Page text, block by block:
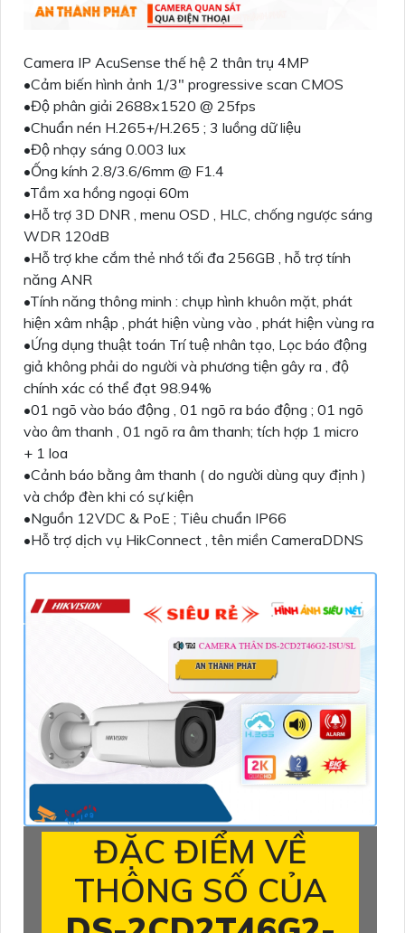
Camera IP AcuSense thế hệ 2 thân trụ 4MP
•Cảm biến hình ảnh 1/3" progressive scan CMOS
•Độ phân giải 2688x1520 @ 25fps
•Chuẩn nén H.265+/H.265 ; 3 luồng dữ liệu
•Độ nhạy sáng 0.003 lux
•Ống kính 2.8/3.6/6mm @ F1.4
•Tầm xa hồng ngoại 60m
•Hỗ trợ 3D DNR , menu OSD , HLC, chống ngược sáng
WDR 120dB
•Hỗ trợ khe cắm thẻ nhớ tối đa 256GB , hỗ trợ tính
năng ANR
•Tính năng thông minh : chụp hình khuôn mặt, phát
hiện xâm nhập , phát hiện vùng vào , phát hiện vùng ra
•Ứng dụng thuật toán Trí tuệ nhân tạo, Lọc báo động
giả không phải do người và phương tiện gây ra , độ
chính xác có thể đạt 98.94%
•01 ngõ vào báo động , 01 ngõ ra báo động ; 01 ngõ
vào âm thanh , 01 ngõ ra âm thanh; tích hợp 1 micro
+ 1 loa
•Cảnh báo bằng âm thanh ( do người dùng quy định )
và chớp đèn khi có sự kiện
•Nguồn 12VDC & PoE ; Tiêu chuẩn IP66
•Hỗ trợ dịch vụ HikConnect , tên miền CameraDDNS
ĐẶC ĐIỂM VỀ
THÔNG SỐ CỦA